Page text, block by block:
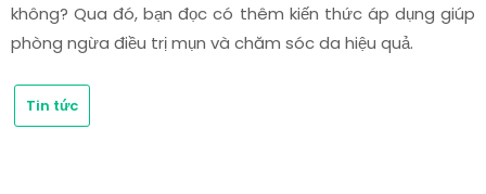
không? Qua đó, bạn đọc có thêm kiến thức áp dụng giúp
phòng ngừa điều trị mụn và chăm sóc da hiệu quả.
Tin tức